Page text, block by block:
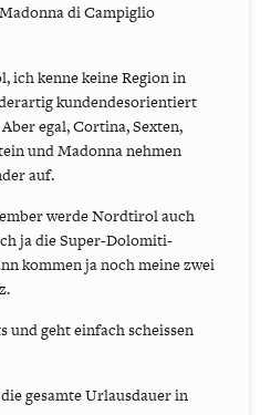
di Campiglio
ich kenne keine Region in
kundendesorientiert
egal, Cortina, Sexten,
und Madonna nehmen
auf.
werde Nordtirol auch
ja die Super-Dolomiti-
kommen ja noch meine zwei
und geht einfach scheissen
gesamte Urlausdauer in